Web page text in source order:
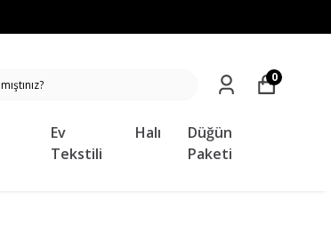
Ev
Tekstili
Halı
Düğün
Paketi
0